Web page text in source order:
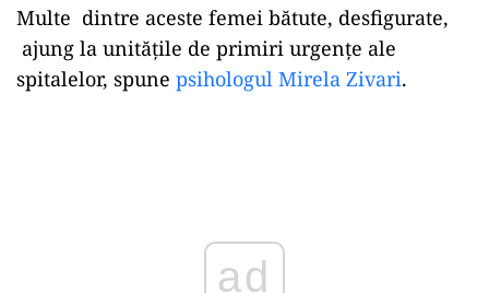
Multe dintre aceste femei bătute, desfigurate,
ajung la unitățile de primiri urgențe ale
spitalelor, spune psihologul Mirela Zivari.